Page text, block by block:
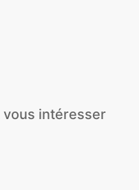
intéresser